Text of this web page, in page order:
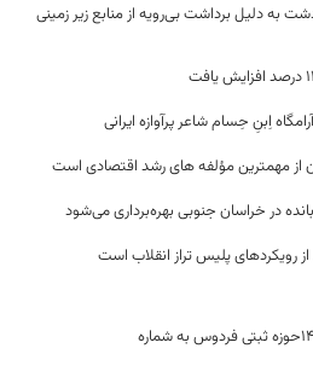
بحرانی و ممنوعه در ۲۶ دشت به دلیل برداشت بی‌رویه از منابع زیر زمینی
اِبنِ حِسام شاعر پرآوازه ایرانی
مهمترین مؤلفه های رشد اقتصادی است
رویکردهای پلیس تراز انقلاب است
آگهی تحدید حدود عمومی سال1401حوزه ثبتی فردوس به شماره ‏